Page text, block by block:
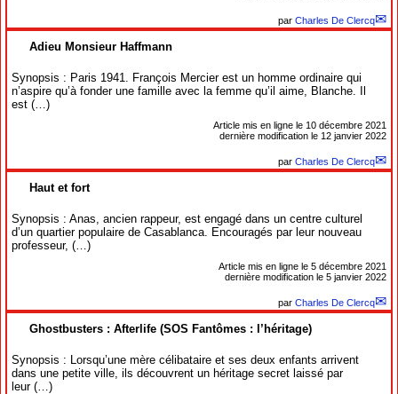
par Charles De Clercq
Adieu Monsieur Haffmann
Synopsis : Paris 1941. François Mercier est un homme ordinaire qui
n’aspire qu’à fonder une famille avec la femme qu’il aime, Blanche. Il
est (…)
Article mis en ligne le 10 décembre 2021
dernière modification le 12 janvier 2022
par Charles De Clercq
Haut et fort
Synopsis : Anas, ancien rappeur, est engagé dans un centre culturel
d’un quartier populaire de Casablanca. Encouragés par leur nouveau
professeur, (…)
Article mis en ligne le 5 décembre 2021
dernière modification le 5 janvier 2022
par Charles De Clercq
Ghostbusters : Afterlife (SOS Fantômes : l’héritage)
Synopsis : Lorsqu’une mère célibataire et ses deux enfants arrivent
dans une petite ville, ils découvrent un héritage secret laissé par
leur (…)